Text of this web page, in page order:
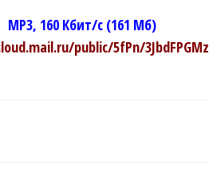
MP3, 160 Кбит/c (161 Мб)
public/5fPn/3JbdFPGMz